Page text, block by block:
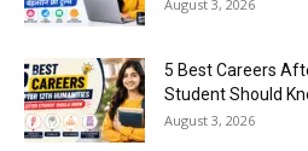
August 3, 2026
5 Best Careers
Student Should
August 3, 2026